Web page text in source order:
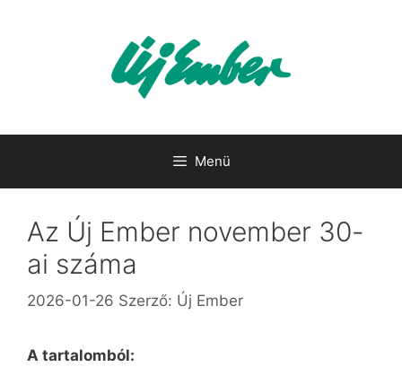
Menü
Az Új Ember november 30-
ai száma
2026-01-26 Szerző: Új Ember
A tartalomból: